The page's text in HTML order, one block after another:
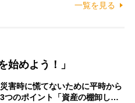
一覧を見る
始めよう！」
災害時に慌てないために平時から
つのポイント「資産の棚卸し…